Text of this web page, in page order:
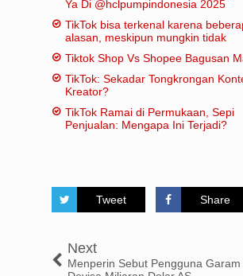
Ya Di @hclpumpindonesia 2025
TikTok bisa terkenal karena
alasan, meskipun mungkin tidak
tradisional:
Tiktok Shop Vs Shopee Bagusan
TikTok: Sekadar Tongkrongan
Kreator?
TikTok Ramai di Permukaan, Sepi
Penjualan: Mengapa Ini Terjadi?
Tweet Share
Next
Menperin Sebut Pengguna